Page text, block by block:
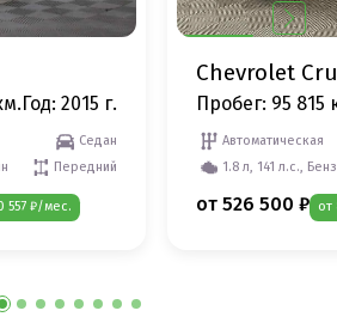
Год: 2015 г.
Седан
Передний
557 ₽/мес.
Chevrolet
Пробег: 95 815
Автоматическая
1.8 л, 141 л.с.,
от 526 500 ₽ от